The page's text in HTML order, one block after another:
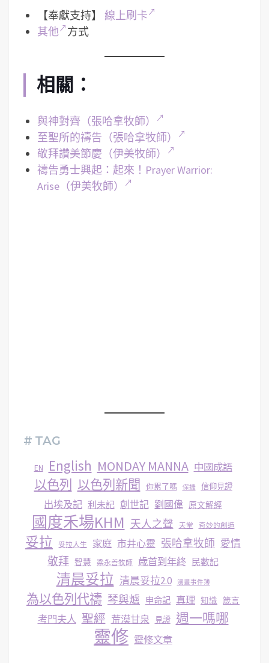
【奉獻支持】 線上刷卡
其他
方式
相關：
與神對齊（張哈拿牧師）
至聖所的禱告（張哈拿牧師）
敬拜讚美節慶（伊美牧師）
禱告勇士興起：起來！Prayer Warrior:
Arise（伊美牧師）
# TAG
EN English MONDAY MANNA 中國成語
以色列 以色列新聞 你累了嗎 保捷 信仰見證
出埃及記 利未記 創世記 劉國偉 原文解經
國度禾場KHM 天人之聲 天堂 奇妙的創造
妥拉 妥拉人生 家庭 市井心靈 張哈拿牧師 愛情
敬拜 智慧 梁永善牧師 歳首到年終 民數記
清晨妥拉 清晨妥拉2.0 漫畫事件簿
為以色列代禱 琴與爐 申命記 真理 知識 箴言
考門夫人 聖經 荒漠甘泉 見證 週一嗎哪
靈修 靈修文章